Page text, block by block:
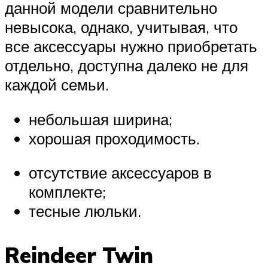
данной модели сравнительно
невысока, однако, учитывая, что
все аксессуары нужно приобретать
отдельно, доступна далеко не для
каждой семьи.
небольшая ширина;
хорошая проходимость.
отсутствие аксессуаров в
комплекте;
тесные люльки.
Reindeer Twin